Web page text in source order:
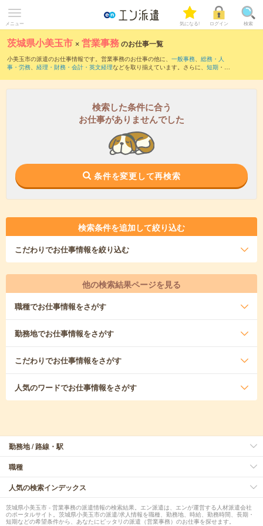
メニュー 気になる! ログイン 検索
茨城県小美玉市 ×営業事務のお仕事一覧
小美玉市の派遣のお仕事情報です。営業事務のお仕事の他に、 一般事務、 総務・人
事・労務、 経理・財務・会計・英文経理などを取り揃えています。さらに、 短期 ・ 単
検索した条件に合う
お仕事がありませんでした
条件を変更して再検索
検索条件を追加して絞り込む
こだわりでお仕事情報を絞り込む
他の検索結果ページを見る
職種でお仕事情報をさがす
勤務地でお仕事情報をさがす
こだわりでお仕事情報をさがす
人気のワードでお仕事情報をさがす
勤務地 / 路線・駅
職種
人気の検索インデックス
茨城県小美玉市 - 営業事務の派遣情報の検索結果。エン派遣は、エンが運営する人材派遣会社
のポータルサイト。茨城県小美玉市の派遣/求人情報を職種、勤務地、時給、勤務時間、長期・
短期などの希望条件から、あなたにピッタリの派遣（営業事務）のお仕事を探せます。